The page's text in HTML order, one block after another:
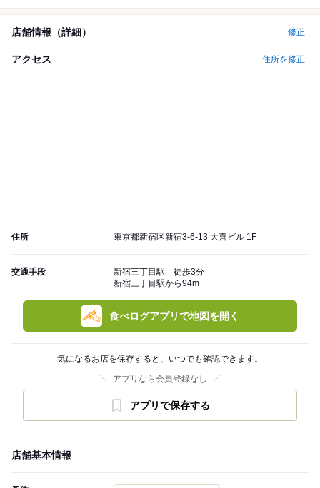
店舗情報（詳細） 修正
アクセス 住所を修正
住所 東京都新宿区新宿3-6-13 大喜ビル 1F
交通手段
新宿三丁目駅 徒歩3分
新宿三丁目駅から94m
食べログアプリで地図を開く
気になるお店を保存すると、いつでも確認できます。
アプリなら会員登録なし
アプリで保存する
店舗基本情報